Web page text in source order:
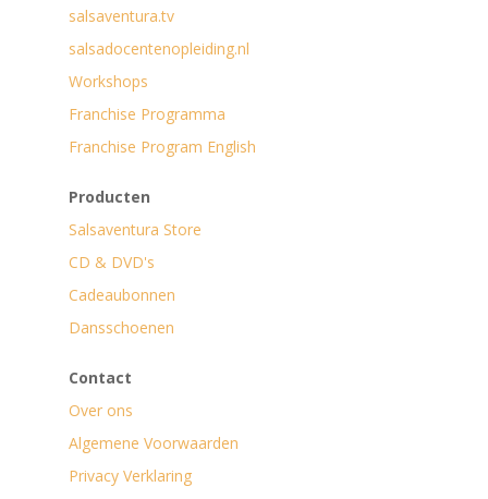
salsaventura.tv
salsadocentenopleiding.nl
Workshops
Franchise Programma
Franchise Program English
Producten
Salsaventura Store
CD & DVD's
Cadeaubonnen
Dansschoenen
Contact
Over ons
Algemene Voorwaarden
Privacy Verklaring